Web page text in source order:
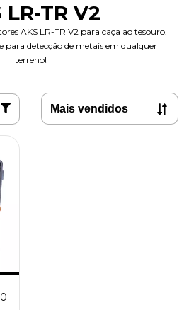
LR-TR V2
AKS LR-TR V2 para caça ao tesouro.
para detecção de metais em qualquer
terreno!